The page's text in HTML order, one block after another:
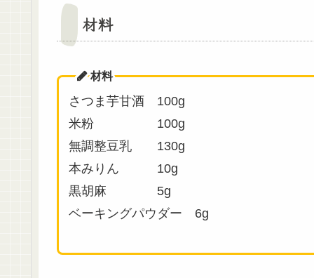
材料
材料
さつま芋甘酒 100g
米粉 100g
無調整豆乳 130g
本みりん 10g
黒胡麻 5g
ベーキングパウダー 6g